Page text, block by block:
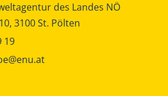
des Landes NÖ
3100 St. Pölten
19